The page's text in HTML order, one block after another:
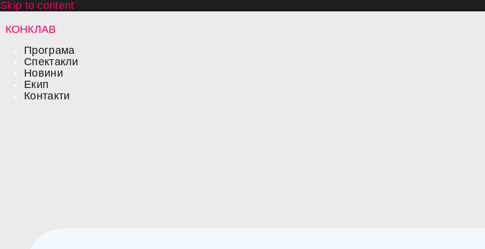
Skip to content
КОНКЛАВ
Програма
Спектакли
Новини
Екип
Контакти